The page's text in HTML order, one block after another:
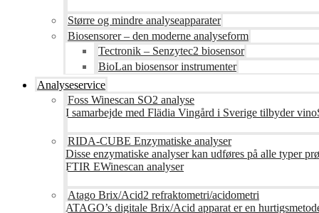
Større og mindre analyseapparater
Biosensorer – den moderne analyseform
Tectronik – Senzytec2 biosensor
BioLan biosensor instrumenter
Analyseservice
Foss Winescan SO2 analyse
I samarbejde med Flädia Vingård i Sverige tilbyder
RIDA-CUBE Enzymatiske analyser
Disse enzymatiske analyser kan udføres på alle typer
FTIR EWinescan analyser
Atago Brix/Acid2 refraktometri/acidometri
ATAGO’s digitale Brix/Acid apparat er en